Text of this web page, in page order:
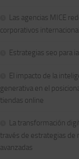
Las agencias MICE
corporativos
Estrategias seo para
El impacto de la
generativa en el
tiendas online
La transformación
través de estrategias de
avanzadas